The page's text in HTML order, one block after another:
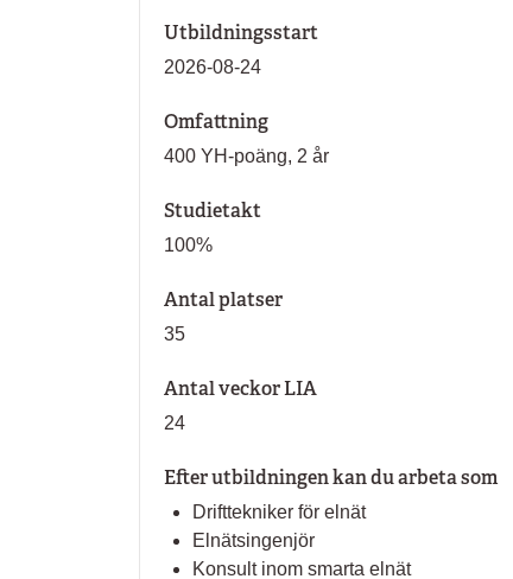
Utbildningsstart
2026-08-24
Omfattning
400 YH-poäng, 2 år
Studietakt
100%
Antal platser
35
Antal veckor LIA
24
Efter utbildningen kan du arbeta som
Drifttekniker för elnät
Elnätsingenjör
Konsult inom smarta elnät